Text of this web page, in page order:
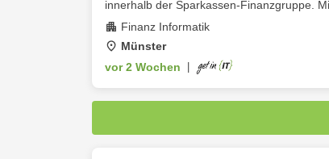
innerhalb der Sparkassen-Finanzgruppe.
Finanz Informatik
Münster
vor 2 Wochen